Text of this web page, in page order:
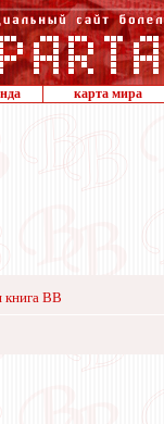
карта мира
книга ВВ